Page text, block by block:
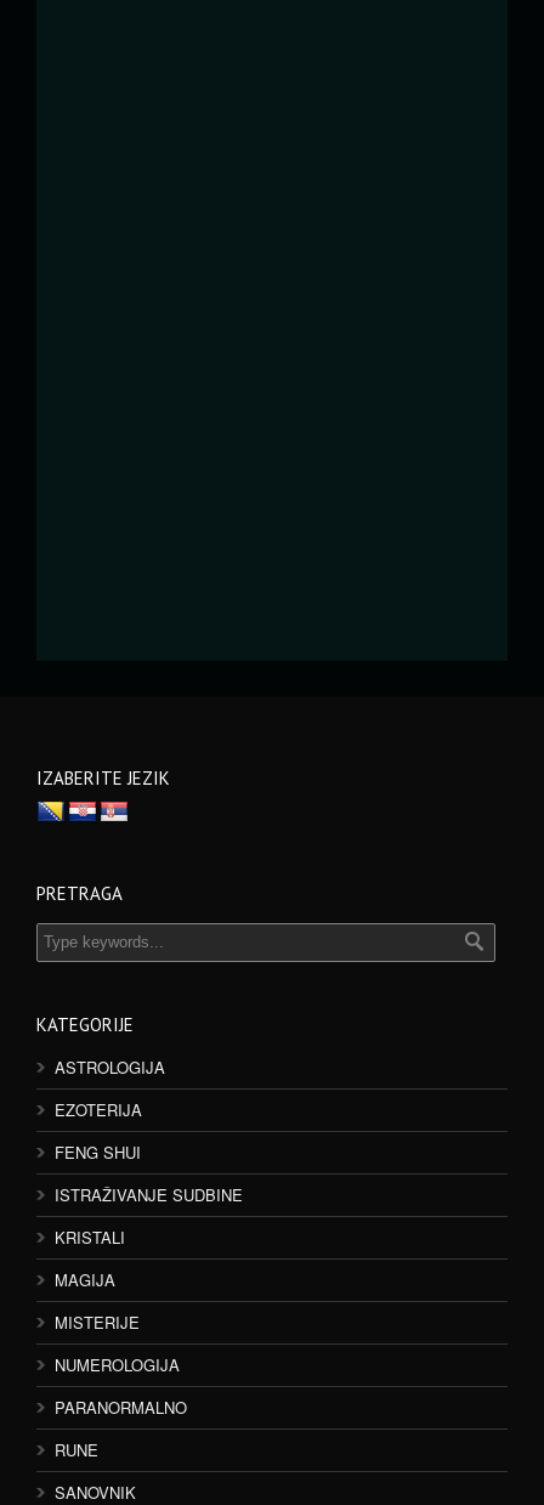
IZABERITE JEZIK
PRETRAGA
KATEGORIJE
ASTROLOGIJA
EZOTERIJA
FENG SHUI
ISTRAŽIVANJE SUDBINE
KRISTALI
MAGIJA
MISTERIJE
NUMEROLOGIJA
PARANORMALNO
RUNE
SANOVNIK